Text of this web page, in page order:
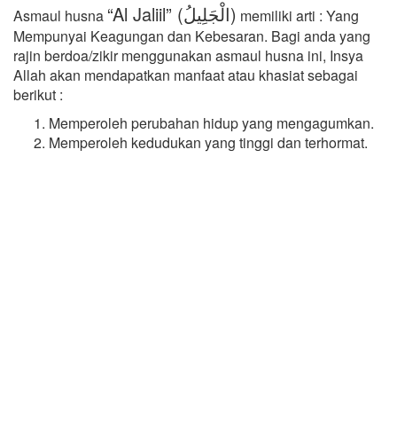
Asmaul husna
“Al Jaliil” (الْجَلِيلُ) memiliki arti : Yang
Mempunyai Keagungan dan Kebesaran. Bagi anda yang
rajin berdoa/zikir menggunakan asmaul husna ini, Insya
Allah akan mendapatkan manfaat atau khasiat sebagai
berikut :
Memperoleh perubahan hidup yang mengagumkan.
Memperoleh kedudukan yang tinggi dan terhormat.